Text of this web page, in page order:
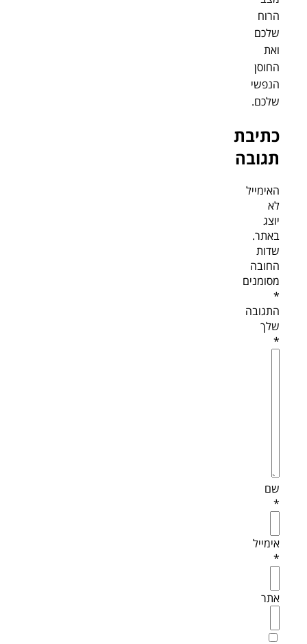
הרוח
שלכם
ואת
החוסן
הנפשי
שלכם.
כתיבת
תגובה
האימייל
לא
יוצג
באתר.
שדות
החובה
מסומנים
*
התגובה
שלך
*
שם
*
אימייל
*
אתר